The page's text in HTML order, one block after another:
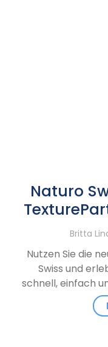
Naturo
Britta
Nutzen Sie die
Swiss und
schnell, einfach